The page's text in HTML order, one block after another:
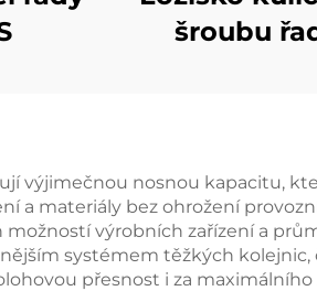
šroubu
výjimečnou nosnou kapacitu,
a materiály bez ohrožení
možností výrobních zařízení a
systémem těžkých kolejnic,
přesnost i za